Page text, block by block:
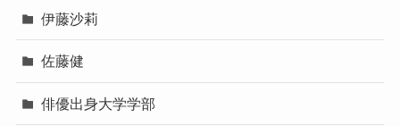
伊藤沙莉
佐藤健
俳優出身大学学部